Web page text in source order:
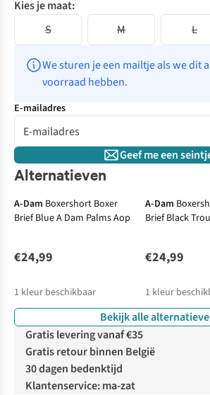
Kies je maat:
S
M L
We sturen je een mailtje als we dit
voorraad hebben.
E-mailadres
Geef me een
Alternatieven
A-Dam Boxershort Boxer
Brief Blue A Dam Palms Aop
€24,99
1 kleur beschikbaar
A-Dam
Brief Black
€24,99
1 kleur
Bekijk alle
Gratis levering vanaf €35
Gratis retour binnen België
30 dagen bedenktijd
Klantenservice: ma-zat